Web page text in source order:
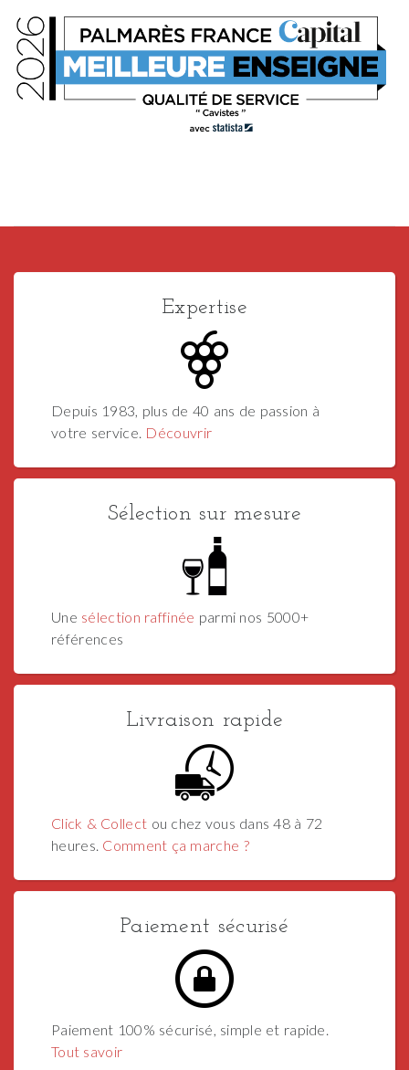
Expertise
Depuis 1983, plus de 40 ans de passion à
votre service. Découvrir
Sélection sur mesure
Une sélection raffinée parmi nos 5000+
références
Livraison rapide
Click & Collect ou chez vous dans 48 à 72
heures. Comment ça marche ?
Paiement sécurisé
Paiement 100% sécurisé, simple et rapide.
Tout savoir